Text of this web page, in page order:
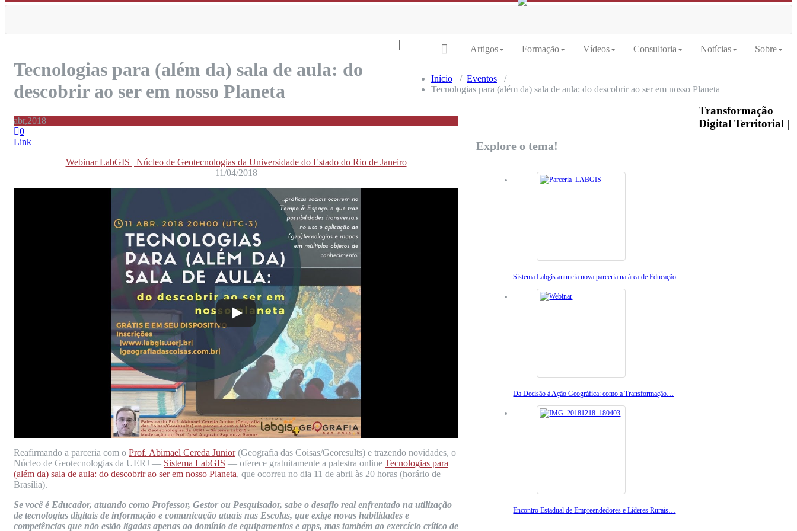
Artigos Formação Vídeos Consultoria Notícias Sobre
Tecnologias para (além da) sala de aula: do
descobrir ao ser em nosso Planeta
Início / Eventos /
Tecnologias para (além da) sala de aula: do descobrir ao ser em nosso Planeta
abr,2018
0
Link
Webinar LabGIS | Núcleo de Geotecnologias da Universidade do Estado do Rio de Janeiro
11/04/2018
Reafirmando a parceria com o Prof. Abimael Cereda Junior(Geografia das Coisas/Georesults) e trazendo novidades, o
Núcleo de Geotecnologias da UERJ — Sistema LabGIS — oferece gratuitamente a palestra online Tecnologias para
(além da) sala de aula: do descobrir ao ser em nosso Planeta, que ocorreu no dia 11 de abril às 20 horas (horário de
Brasília).
Se você é Educador, atuando como Professor, Gestor ou Pesquisador, sabe o desafio real enfrentado na utilização
de tecnologias digitais de informação e comunicação atuais nas Escolas, que exige novas habilidades e
competências que não estão ligadas apenas ao domínio de equipamentos e apps, mas também ao exercício crítico de
Explore o tema!
Sistema Labgis anuncia nova parceria na área de Educação
Da Decisão à Ação Geográfica: como a Transformação…
Encontro Estadual de Empreendedores e Líderes Rurais…
|
Transformação
Digital Territorial |